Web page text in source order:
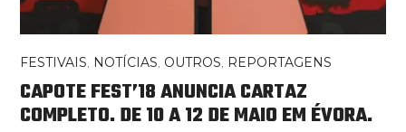
FESTIVAIS, NOTÍCIAS, OUTROS, REPORTAGENS
CAPOTE FEST’18 ANUNCIA CARTAZ
COMPLETO. DE 10 A 12 DE MAIO EM ÉVORA.